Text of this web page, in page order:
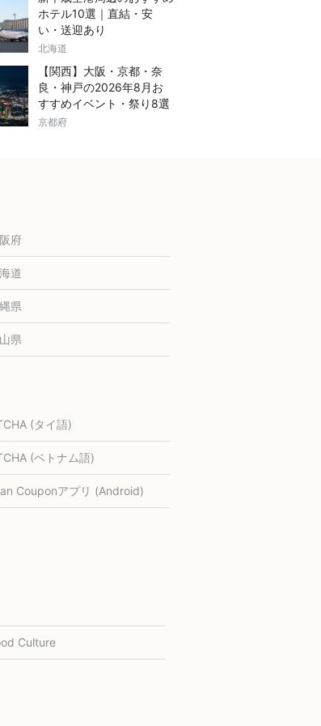
ホテル10選｜直結・安
い・送迎あり
北海道
【関西】大阪・京都・奈
良・神戸の2026年8月お
すすめイベント・祭り8選
京都府
府
道
県
県
(タイ語)
(ベトナム語)
Couponアプリ (Android)
Culture